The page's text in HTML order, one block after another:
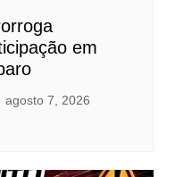
em
agosto 7, 2026